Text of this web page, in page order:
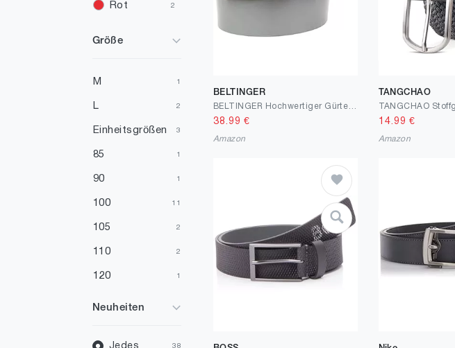
Rot 2
Größe
M 1
L 2
Einheitsgrößen 3
85 1
90 1
100 11
105 2
110 2
120 1
Neuheiten
38
BELTINGER
38.99 €
Amazon
TANGCHAO
14.99 €
Amazon